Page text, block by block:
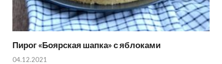
Пирог «Боярская шапка» с яблоками
04.12.2021